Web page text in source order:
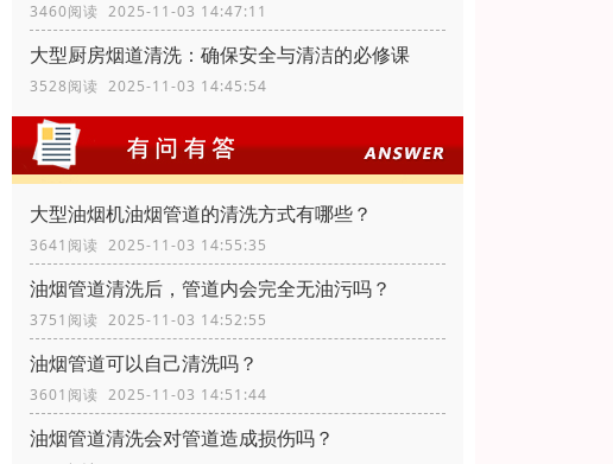
3460阅读 2025-11-03 14:47:11
大型厨房烟道清洗：确保安全与清洁的必修课
3528阅读 2025-11-03 14:45:54
大型油烟机油烟管道的清洗方式有哪些？
3641阅读 2025-11-03 14:55:35
油烟管道清洗后，管道内会完全无油污吗？
3751阅读 2025-11-03 14:52:55
油烟管道可以自己清洗吗？
3601阅读 2025-11-03 14:51:44
油烟管道清洗会对管道造成损伤吗？